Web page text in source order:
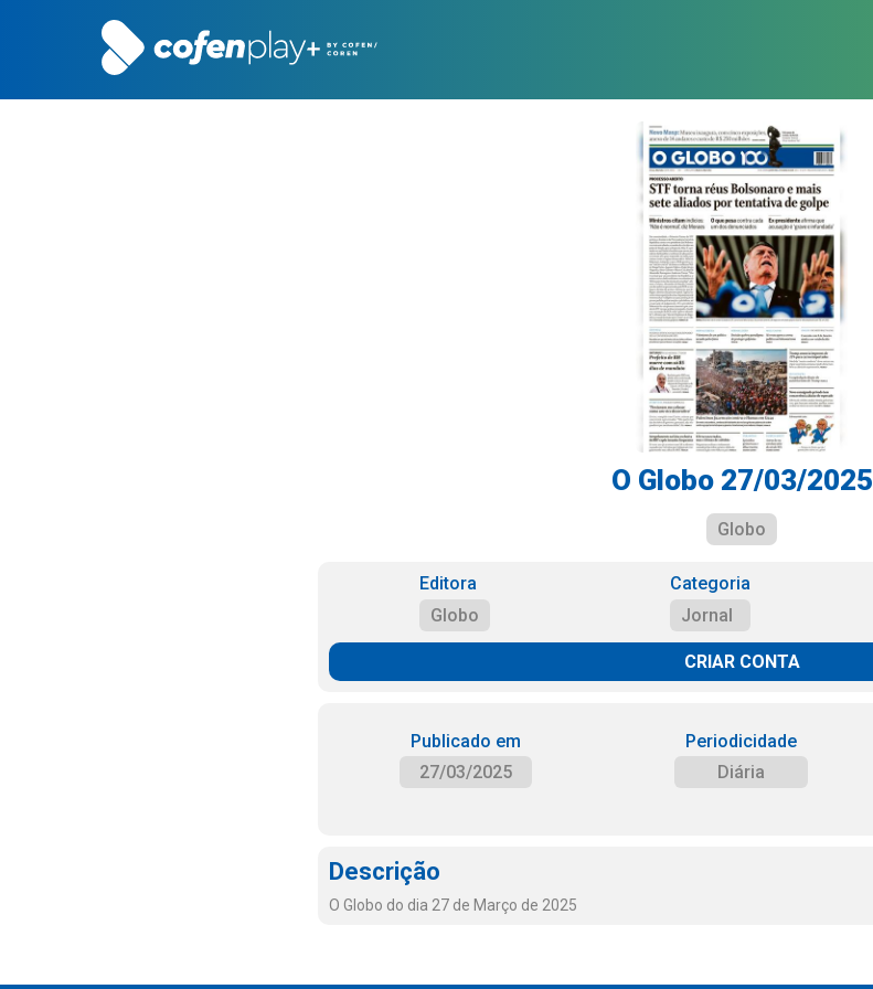
O Globo 27/03/2025
Globo
Editora
Globo
Categoria
Jornal
CRIAR CONTA
Publicado em
27/03/2025
Periodicidade
Diária
Descrição
O Globo do dia 27 de Março de 2025